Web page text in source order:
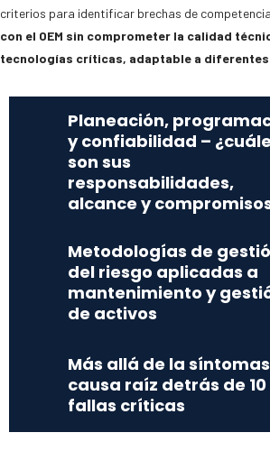
criterios para identificar brechas de
con el OEM sin comprometer la calidad
tecnologías críticas, adaptable a
Planeación,
y confiabilidad –
son sus
responsabilidades,
alcance y
Metodologías de
del riesgo aplicadas a
mantenimiento y
de activos
Más allá de la
causa raíz detrás de 10
fallas críticas